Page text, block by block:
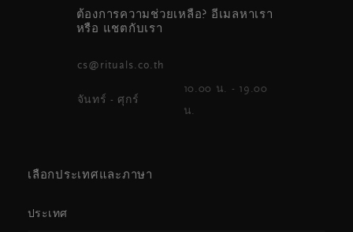
ต้องการความช่วยเหลือ? อีเมลหาเรา
หรือ แชตกับเรา
cs@rituals.co.th
จันทร์ - ศุกร์
10.00 น. - 19.00
น.
เลือกประเทศและภาษา
ประเทศ